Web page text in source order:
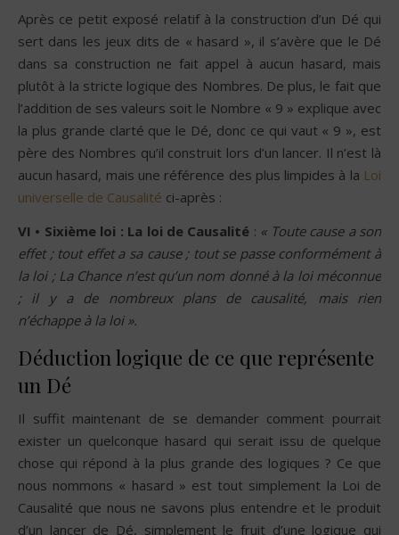
Après ce petit exposé relatif à la construction d’un Dé qui
sert dans les jeux dits de « hasard », il s’avère que le Dé
dans sa construction ne fait appel à aucun hasard, mais
plutôt à la stricte logique des Nombres. De plus, le fait que
l’addition de ses valeurs soit le Nombre « 9 » explique avec
la plus grande clarté que le Dé, donc ce qui vaut « 9 », est
père des Nombres qu’il construit lors d’un lancer. Il n’est là
aucun hasard, mais une référence des plus limpides à la Loi
universelle de Causalité ci-après :
VI • Sixième loi : La loi de Causalité : « Toute cause a son
effet ; tout effet a sa cause ; tout se passe conformément à
la loi ; La Chance n’est qu’un nom donné à la loi méconnue
; il y a de nombreux plans de causalité, mais rien
n’échappe à la loi ».
Déduction logique de ce que représente
un Dé
Il suffit maintenant de se demander comment pourrait
exister un quelconque hasard qui serait issu de quelque
chose qui répond à la plus grande des logiques ? Ce que
nous nommons « hasard » est tout simplement la Loi de
Causalité que nous ne savons plus entendre et le produit
d’un lancer de Dé, simplement le fruit d’une logique qui